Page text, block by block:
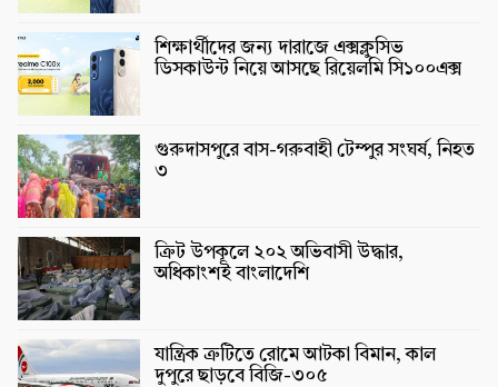
শিক্ষার্থীদের জন্য দারাজে এক্সক্লুসিভ
ডিসকাউন্ট নিয়ে আসছে রিয়েলমি সি১০০এক্স
গুরুদাসপুরে বাস-গরুবাহী টেম্পুর সংঘর্ষ, নিহত
৩
ক্রিট উপকূলে ২০২ অভিবাসী উদ্ধার,
অধিকাংশই বাংলাদেশি
যান্ত্রিক ত্রুটিতে রোমে আটকা বিমান, কাল
দুপুরে ছাড়বে বিজি-৩০৫